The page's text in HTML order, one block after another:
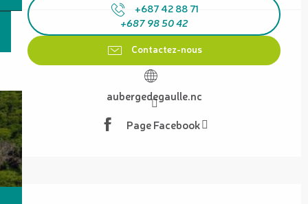
+687 42 88 71
+687 98 50 42
Contactez-nous
aubergedegaulle.nc
Page Facebook
Description